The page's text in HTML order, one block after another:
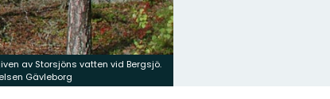
av Storsjöns vatten vid Bergsjö.
Gävleborg